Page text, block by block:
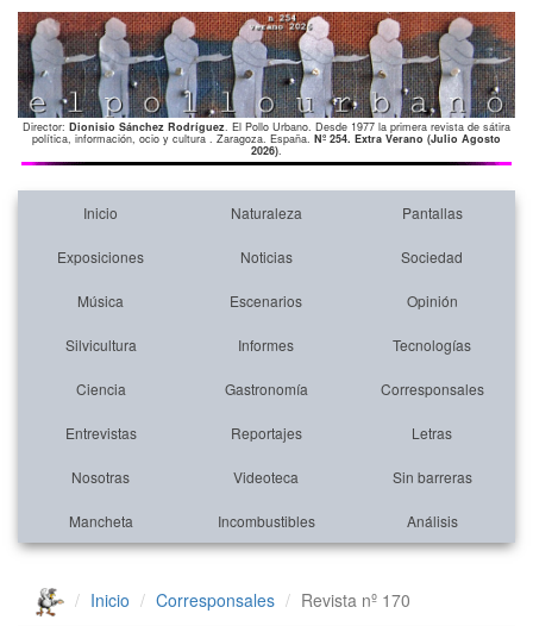
Director: Dionisio Sánchez Rodríguez. El Pollo Urbano. Desde 1977 la primera revista de sátira
política, información, ocio y cultura . Zaragoza. España. Nº 254. Extra Verano (Julio Agosto
2026).
Inicio Naturaleza Pantallas
Exposiciones Noticias Sociedad
Música Escenarios Opinión
Silvicultura Informes Tecnologías
Ciencia Gastronomía Corresponsales
Entrevistas Reportajes Letras
Nosotras Videoteca Sin barreras
Mancheta Incombustibles Análisis
Inicio Corresponsales Revista nº 170